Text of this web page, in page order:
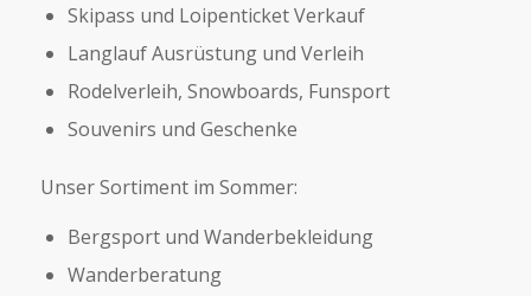
Skipass und Loipenticket Verkauf
Langlauf Ausrüstung und Verleih
Rodelverleih, Snowboards, Funsport
Souvenirs und Geschenke
Unser Sortiment im Sommer:
Bergsport und Wanderbekleidung
Wanderberatung